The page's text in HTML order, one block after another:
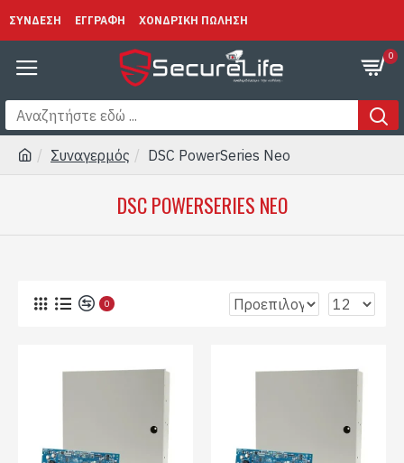
ΣΥΝΔΕΣΗ ΕΓΓΡΑΦΗ ΧΟΝΔΡΙΚΗ ΠΩΛΗΣΗ
0
Συναγερμός DSC PowerSeries Neo
DSC POWERSERIES NEO
0